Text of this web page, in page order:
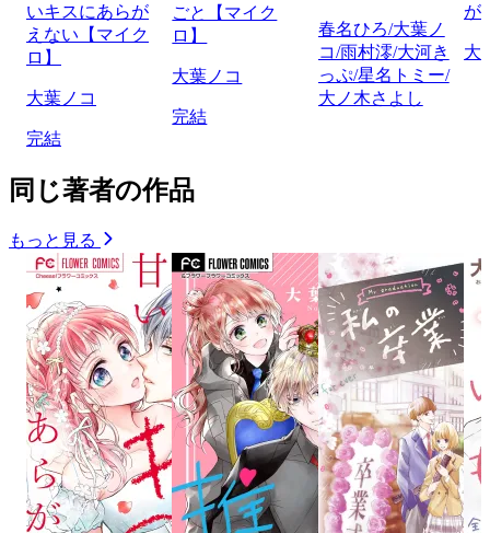
いキスにあらが
えない【マイク
ロ】
大葉ノコ
完結
ごと【マイク
ロ】
大葉ノコ
完結
春名ひろ/大葉ノ
コ/雨村澪/大河き
っぷ/星名トミー/
大ノ木さよし
が
大
同じ著者の作品
もっと見る